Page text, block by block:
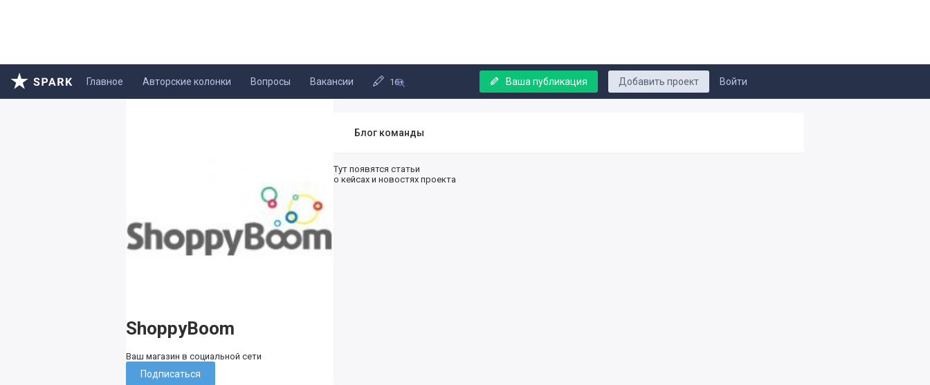
Войти
Добавить проект
Главное Авторские колонки Вопросы Вакансии Ваша публикация
16+
ShoppyBoom
Ваш магазин в социальной сети
Подписаться
Блог команды
Тут появятся статьи
о кейсах и новостях проекта